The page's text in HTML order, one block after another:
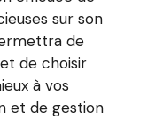
sur son
de
de choisir
à vos
et de gestion